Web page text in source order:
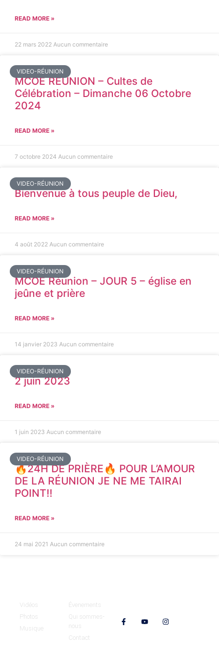
READ MORE »
22 mars 2022 Aucun commentaire
VIDEO-RÉUNION
MCOE REUNION – Cultes de
Célébration – Dimanche 06 Octobre
2024
READ MORE »
7 octobre 2024 Aucun commentaire
VIDEO-RÉUNION
Bienvenue à tous peuple de Dieu,
READ MORE »
4 août 2022 Aucun commentaire
VIDEO-RÉUNION
MCOE Réunion – JOUR 5 – église en
jeûne et prière
READ MORE »
14 janvier 2023 Aucun commentaire
VIDEO-RÉUNION
2 juin 2023
READ MORE »
1 juin 2023 Aucun commentaire
VIDEO-RÉUNION
🔥24H DE PRIÈRE🔥 POUR L’AMOUR
DE LA RÉUNION JE NE ME TAIRAI
POINT‼️
READ MORE »
24 mai 2021 Aucun commentaire
Vidéos
Photos
Musique
Évenements
Qui sommes-
nous
Contact